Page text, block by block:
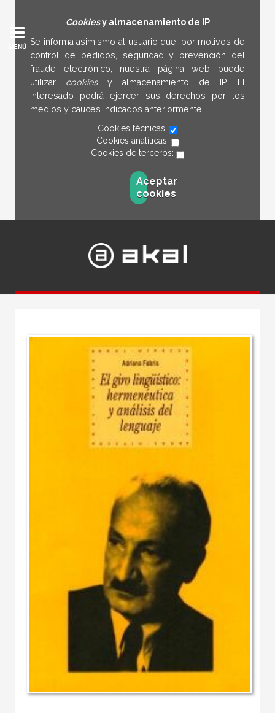
Cookiesy almacenamiento de IP
Se informa asimismo al usuario que, por motivos de
control de pedidos, seguridad y prevención del
fraude electrónico, nuestra página web puede
utilizar cookies y almacenamiento de IP. El
interesado podrá ejercer sus derechos por los
medios y cauces indicados anteriormente.
Cookies técnicas:
Cookies analíticas:
Cookies de terceros:
Aceptar
cookies
MENÚ